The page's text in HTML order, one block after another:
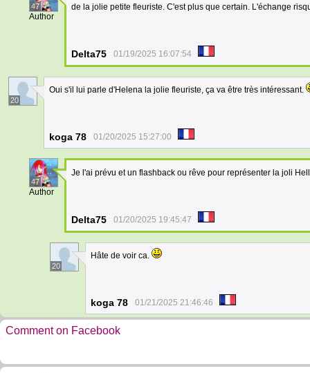
47
Author
de la jolie petite fleuriste. C'est plus que certain. L'échange
Delta75 01/19/2025 16:07:54
20
Oui s'il lui parle d'Helena la jolie fleuriste, ça va être très intéressant.
koga 78 01/20/2025 15:27:00
47
Author
Je l'ai prévu et un flashback ou rêve pour représenter la joli
Delta75 01/20/2025 19:45:47
20
Hâte de voir ca.
koga 78 01/21/2025 21:46:46
Comment on Facebook